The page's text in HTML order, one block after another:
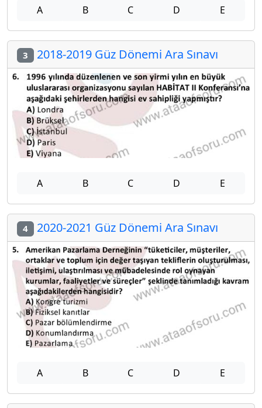
A B C D E
3 2018-2019 Güz Dönemi Ara Sınavı
A B C D E
4 2020-2021 Güz Dönemi Ara Sınavı
A B C D E